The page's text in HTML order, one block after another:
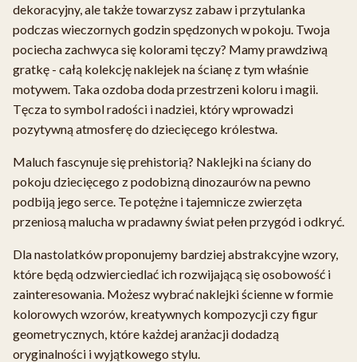
dekoracyjny, ale także towarzysz zabaw i przytulanka
podczas wieczornych godzin spędzonych w pokoju. Twoja
pociecha zachwyca się kolorami tęczy? Mamy prawdziwą
gratkę - całą kolekcję naklejek na ścianę z tym właśnie
motywem. Taka ozdoba doda przestrzeni koloru i magii.
Tęcza to symbol radości i nadziei, który wprowadzi
pozytywną atmosferę do dziecięcego królestwa.
Maluch fascynuje się prehistorią? Naklejki na ściany do
pokoju dziecięcego z podobizną dinozaurów na pewno
podbiją jego serce. Te potężne i tajemnicze zwierzęta
przeniosą malucha w pradawny świat pełen przygód i odkryć.
Dla nastolatków proponujemy bardziej abstrakcyjne wzory,
które będą odzwierciedlać ich rozwijającą się osobowość i
zainteresowania. Możesz wybrać naklejki ścienne w formie
kolorowych wzorów, kreatywnych kompozycji czy figur
geometrycznych, które każdej aranżacji dodadzą
oryginalności i wyjątkowego stylu.